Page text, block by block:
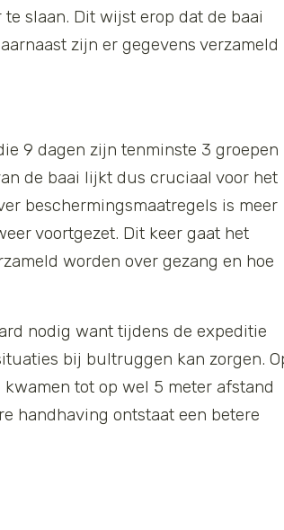
slaan. Dit wijst erop dat de baai
zijn er gegevens verzameld
9 dagen zijn tenminste 3 groepen
de baai lijkt dus cruciaal voor het
beschermingsmaatregels is meer
voortgezet. Dit keer gaat het
worden over gezang en hoe
nodig want tijdens de expeditie
bij bultruggen kan zorgen.
tot op wel 5 meter afstand
handhaving ontstaat een betere